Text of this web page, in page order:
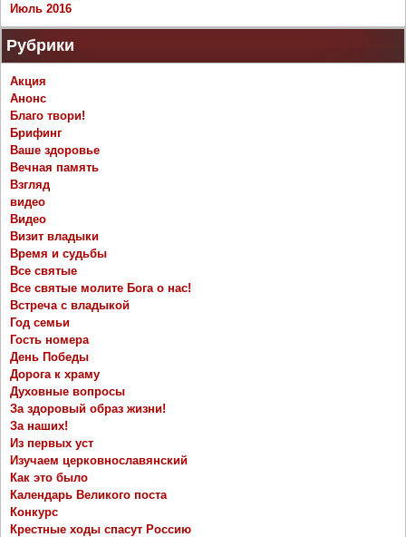
Июль 2016
Рубрики
Акция
Анонс
Благо твори!
Брифинг
Ваше здоровье
Вечная память
Взгляд
видео
Видео
Визит владыки
Время и судьбы
Все святые
Все святые молите Бога о нас!
Встреча с владыкой
Год семьи
Гость номера
День Победы
Дорога к храму
Духовные вопросы
За здоровый образ жизни!
За наших!
Из первых уст
Изучаем церковнославянский
Как это было
Календарь Великого поста
Конкурс
Крестные ходы спасут Россию